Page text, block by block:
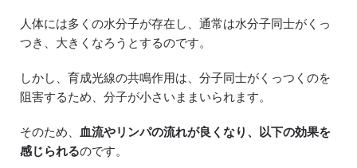
人体には多くの水分子が存在し、通常は水分子同士がくっ
つき、大きくなろうとするのです。
しかし、育成光線の共鳴作用は、分子同士がくっつくのを
阻害するため、分子が小さいままいられます。
そのため、 血流やリンパの流れが良くなり、以下の効果を
感じられるのです。